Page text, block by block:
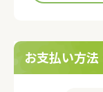
お支払い方法